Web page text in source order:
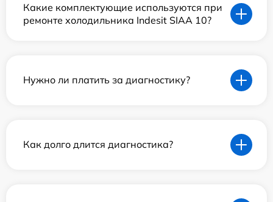
Какие комплектующие используются при
ремонте холодильника Indesit SIAA 10?
Нужно ли платить за диагностику?
Как долго длится диагностика?